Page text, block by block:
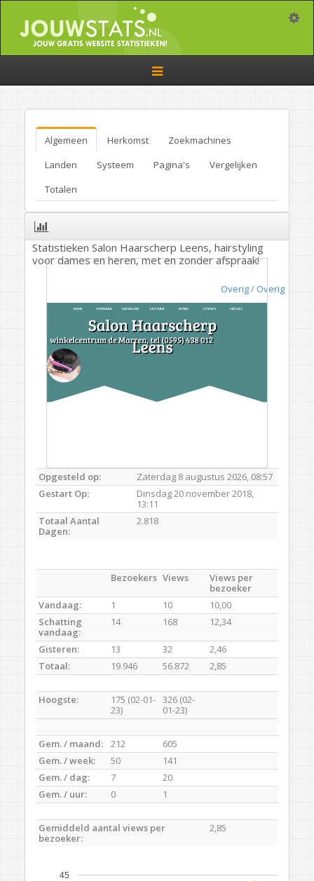
Toggle
navigation
Algemeen Herkomst
Zoekmachines
Landen
Systeem Pagina's
Vergelijken
Totalen
Statistieken Salon Haarscherp Leens, hairstyling
voor dames en heren, met en zonder afspraak!
Overig/ Overig
Opgesteld op:
Zaterdag 8 augustus 2026, 08:57
Gestart Op:
Dinsdag 20 november 2018,
13:11
Totaal Aantal
Dagen:
2.818
Bezoekers Views
Views per
bezoeker
Vandaag:
1 10
10,00
Schatting
vandaag:
14 168 12,34
Gisteren: 13 32
2,46
Totaal:
19.946 56.872 2,85
Hoogste:
175 (02-01-
23)
326 (02-
01-23)
Gem. / maand: 212
605
Gem. / week:
50
141
Gem. / dag:
7
20
Gem. / uur:
0 1
Gemiddeld aantal views per
bezoeker:
2,85
45